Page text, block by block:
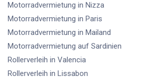
Motorradvermietung in Nizza
Motorradvermietung in Paris
Motorradvermietung in Mailand
Motorradvermietung auf Sardinien
Rollerverleih in Valencia
Rollerverleih in Lissabon